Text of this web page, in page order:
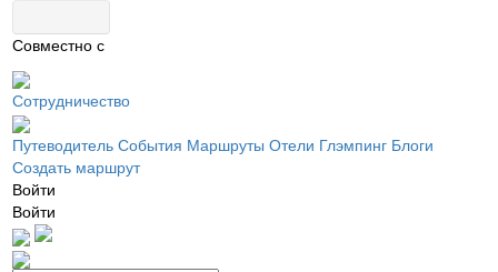
Совместно с
Сотрудничество
Путеводитель События Маршруты Отели Глэмпинг Блоги
Создать маршрут
Войти
Войти